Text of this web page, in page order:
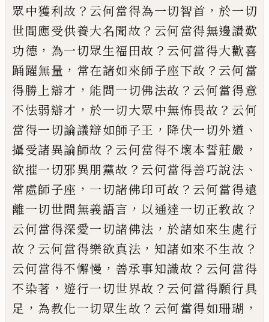
眾中獲利故 ？ 云何當得為一切智首 ， 於一切
世間應受供養大名聞故 ？ 云何當得無邊讚歎
功德 ， 為一切眾生福田故 ？ 云何當得大歡喜
踊躍無量 ， 常在諸如來師子座下故 ？ 云何當
得勝上辯才 ， 能問一切佛法故 ？ 云何當得意
不怯弱辯才 ， 於一切大眾中無怖畏故 ？ 云何
當得一切論議辯如師子王 ， 降伏一切外道 、
攝受諸異論師故 ？ 云何當得不壞本誓莊嚴 ，
欲摧一切邪異朋黨故 ？ 云何當得善巧說法 、
常處師子座 ， 一切諸佛印可故 ？ 云何當得遠
離一切世間無義語言 ， 以通達一切正教故 ？
云何當得深愛一切諸佛法 ， 於諸如來生處行
故 ？ 云何當得樂欲真法 ， 知諸如來不生故 ？
云何當得不懈慢 ， 善承事知識故 ？ 云何當得
不染著 ， 遊行一切世界故 ？ 云何當得願行具
足 ， 為教化一切眾生故 ？ 云何當得如珊瑚 ，